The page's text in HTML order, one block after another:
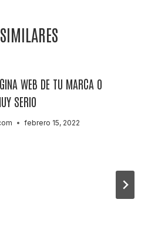
WEB DE TU MARCA O
SERIO
febrero 15, 2022